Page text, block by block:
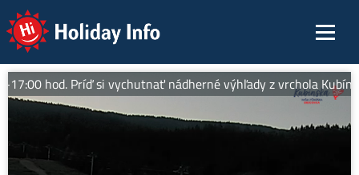
Holiday Info
hod. Príď si vychutnať nádherné výhľady z vrchola